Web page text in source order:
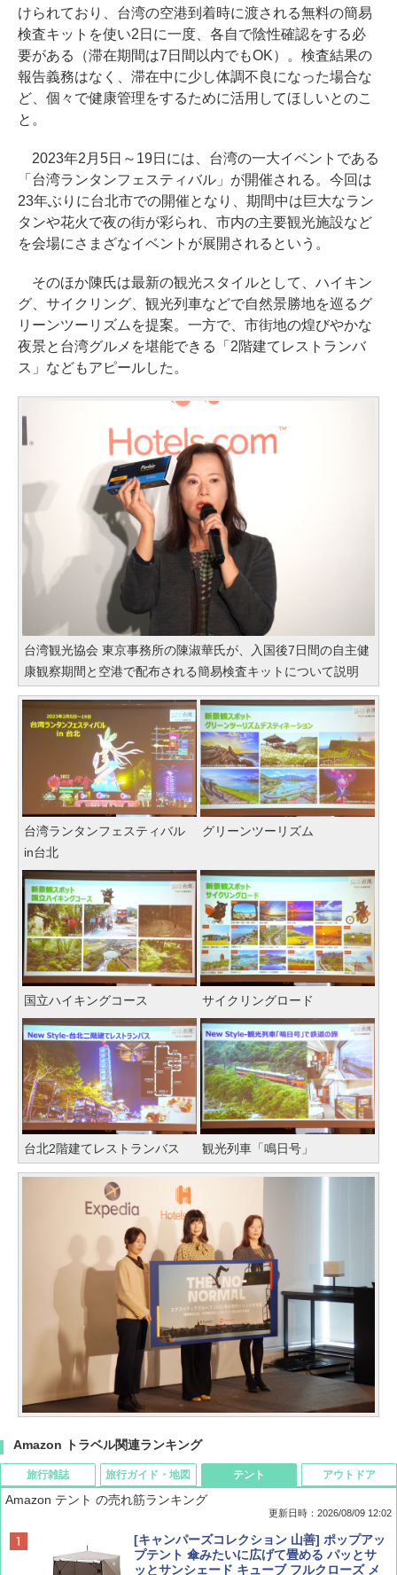
けられており、台湾の空港到着時に渡される無料の簡易
検査キットを使い2日に一度、各自で陰性確認をする必
要がある（滞在期間は7日間以内でもOK）。検査結果の
報告義務はなく、滞在中に少し体調不良になった場合な
ど、個々で健康管理をするために活用してほしいとのこ
と。
2023年2月5日～19日には、台湾の一大イベントである
「台湾ランタンフェスティバル」が開催される。今回は
23年ぶりに台北市での開催となり、期間中は巨大なラン
タンや花火で夜の街が彩られ、市内の主要観光施設など
を会場にさまざなイベントが展開されるという。
そのほか陳氏は最新の観光スタイルとして、ハイキン
グ、サイクリング、観光列車などで自然景勝地を巡るグ
リーンツーリズムを提案。一方で、市街地の煌びやかな
夜景と台湾グルメを堪能できる「2階建てレストランバ
ス」などもアピールした。
台湾観光協会 東京事務所の陳淑華氏が、入国後7日間の自主健
康観察期間と空港で配布される簡易検査キットについて説明
台湾ランタンフェスティバル
in台北
グリーンツーリズム
国立ハイキングコース サイクリングロード
台北2階建てレストランバス 観光列車「鳴日号」
Amazon トラベル関連ランキング
旅行雑誌
BE-PAL(ビ-パル) 2026年 9 月号【特別付録:
SOTO ミニマル"旅"財布 ランダム2種】
旅行ガイド・地図
地球の歩き方 スター・ウォーズ
￥2,695
テント
Amazon テント の売れ筋ランキング
更新日時：2026/08/09 12:02
[キャンパーズコレクション 山善] ポップアッ
プテント 傘みたいに広げて畳める パッとサ
ッとサンシェード キューブ フルクローズ メ
アウトドア